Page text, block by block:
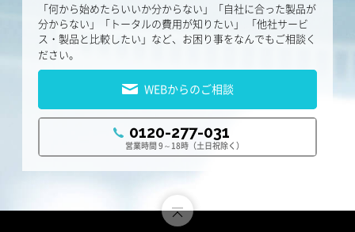
「何から始めたらいいか分からない」「自社に合った製品が
分からない」「トータルの費用が知りたい」
「他社サービ
ス・製品と比較したい」など、お困り事をなんでもご相談く
ださい。
0120-277-031
営業時間 9～18時（土日祝除く）
WEBからのご相談